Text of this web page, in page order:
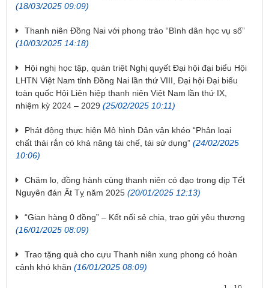
(18/03/2025 09:09)
Thanh niên Đồng Nai với phong trào “Bình dân học vụ số”
(10/03/2025 14:18)
Hội nghị học tập, quán triệt Nghị quyết Đại hội đại biểu Hội
LHTN Việt Nam tỉnh Đồng Nai lần thứ VIII, Đại hội Đại biểu
toàn quốc Hội Liên hiệp thanh niên Việt Nam lần thứ IX,
nhiệm kỳ 2024 – 2029 (25/02/2025 10:11)
Phát động thực hiện Mô hình Dân vận khéo “Phân loại
chất thải rắn có khả năng tái chế, tái sử dụng” (24/02/2025
10:06)
Chăm lo, đồng hành cùng thanh niên có đạo trong dịp Tết
Nguyên đán Ất Tỵ năm 2025 (20/01/2025 12:13)
“Gian hàng 0 đồng” – Kết nối sẻ chia, trao gửi yêu thương
(16/01/2025 08:09)
Trao tặng quà cho cựu Thanh niên xung phong có hoàn
cảnh khó khăn (16/01/2025 08:09)